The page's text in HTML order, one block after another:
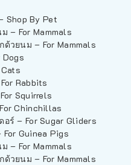
Shop By Pet
– For Mammals
ด้วยนม – For Mammals
Rabbits
Squirrels
Chinchillas
อร์ – For Sugar Gliders
Guinea Pigs
– For Mammals
ด้วยนม – For Mammals